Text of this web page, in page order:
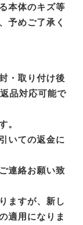
本体のキズ等
予めご了承く
・取り付け後
品対応可能で
。
いての返金に
連絡お願い致
ますが、新し
適用になりま